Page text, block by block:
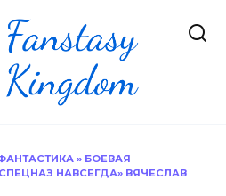
» БОЕВАЯ
НАВСЕГДА» ВЯЧЕСЛАВ